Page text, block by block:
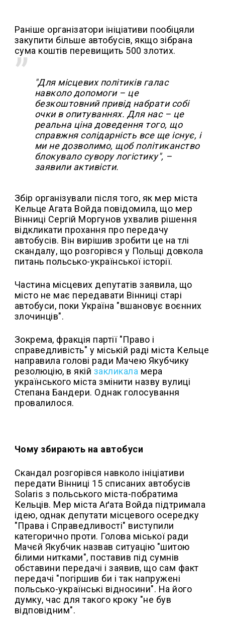
Раніше організатори ініціативи пообіцяли
закупити більше автобусів, якщо зібрана
сума коштів перевищить 500 злотих.
"Для місцевих політиків галас
навколо допомоги – це
безкоштовний привід набрати собі
очки в опитуваннях. Для нас – це
реальна ціна доведення того, що
справжня солідарність все ще існує, і
ми не дозволимо, щоб політиканство
блокувало сувору логістику", –
заявили активісти.
Збір організували після того, як мер міста
Кельце Агата Войда повідомила, що мер
Вінниці Сергій Моргунов ухвалив рішення
відкликати прохання про передачу
автобусів. Він вирішив зробити це на тлі
скандалу, що розгорівся у Польщі довкола
питань польсько-української історії.
Частина місцевих депутатів заявила, що
місто не має передавати Вінниці старі
автобуси, поки Україна "вшановує воєнних
злочинців".
Зокрема, фракція партії "Право і
справедливість" у міській раді міста Кельце
направила голові ради Мачею Якубчику
резолюцію, в якій закликала мера
українського міста змінити назву вулиці
Степана Бандери. Однак голосування
провалилося.
Чому збирають на автобуси
Скандал розгорівся навколо ініціативи
передати Вінниці 15 списаних автобусів
Solaris з польського міста-побратима
Кельців. Мер міста Аґата Войда підтримала
ідею, однак депутати місцевого осередку
"Права і Справедливості" виступили
категорично проти. Голова міської ради
Мачєй Якубчик назвав ситуацію "шитою
білими нитками", поставив під сумнів
обставини передачі і заявив, що сам факт
передачі "погіршив би і так напружені
польсько-українські відносини". На його
думку, час для такого кроку "не був
відповідним".